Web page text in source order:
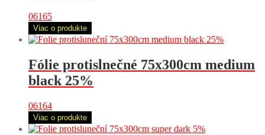
06165
Viac o produkte
Fólie protislnečné 75x300cm medium
black 25%
06164
Viac o produkte